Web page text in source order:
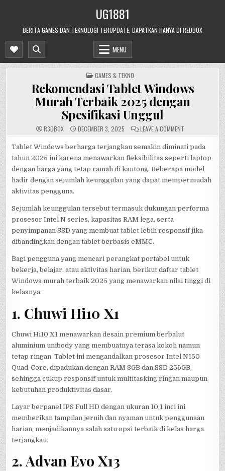
UG1881
BERITA GAMES DAN TEKNOLOGI TERUPDATE, DAPATKAN HANYA DI REDBOX
MENU
POSTED
IN
GAMES & TEKNO
Rekomendasi Tablet Windows
Murah Terbaik 2025 dengan
Spesifikasi Unggul
R3DB0X DECEMBER 3, 2025 LEAVE A COMMENTON
WINDOWS
MURAH
TERBAIK
2025
DENGAN
SPESIFIKASI
UNGGUL
Tablet Windows berharga terjangkau semakin diminati pada
tahun 2025 ini karena menawarkan fleksibilitas seperti laptop
dengan harga yang tetap ramah di kantong. Beberapa model
hadir dengan sejumlah keunggulan yang dapat mempermudah
aktivitas pengguna.
Sejumlah keunggulan tersebut termasuk dukungan performa
prosesor Intel N series, kapasitas RAM lega, serta
penyimpanan SSD yang membuat tablet lebih responsif jika
dibandingkan dengan tablet berbasis eMMC.
Bagi pengguna yang mencari perangkat portabel untuk
bekerja, belajar, atau aktivitas harian, berikut daftar tablet
Windows murah terbaik 2025 yang menawarkan nilai tinggi di
kelasnya.
1. Chuwi Hi10 X1
Chuwi Hi10 X1 menawarkan desain premium berbalut
aluminium unibody yang membuatnya terasa kokoh namun
tetap ringan. Tablet ini mengandalkan prosesor Intel N150
Quad-Core, dipadukan dengan RAM 8GB dan SSD 256GB,
sehingga cukup responsif untuk multitasking ringan maupun
kebutuhan produktivitas dasar.
Layar berpanel IPS Full HD dengan ukuran 10,1 inci ini
memberikan tampilan jernih dan nyaman untuk penggunaan
harian, menjadikannya salah satu opsi terbaik di kelas harga
terjangkau.
2. Advan Evo X13